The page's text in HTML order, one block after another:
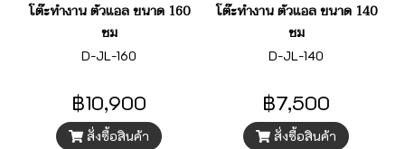
โต๊ะทำงาน ตัวแอล ขนาด 160
ซม
D-JL-160
฿10,900
สั่งซื้อสินค้า
โต๊ะทำงาน ตัวแอล ขนาด 140
ซม
D-JL-140
฿7,500
สั่งซื้อสินค้า